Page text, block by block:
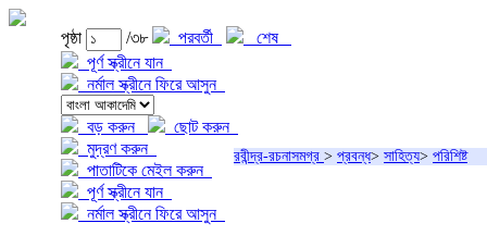
পৃষ্ঠা /৩৮ পরবর্তী
শেষ
পূর্ণ স্ক্রীনে যান
নর্মাল স্ক্রীনে ফিরে আসুন
বড় করুন
ছোট করুন
মুদ্রণ করুন
পাতাটিকে মেইল করুন
পূর্ণ স্ক্রীনে যান
নর্মাল স্ক্রীনে ফিরে আসুন
রবীন্দ্র-রচনাসমগ্র > প্রবন্ধ> সাহিত্য> পরিশিষ্ট